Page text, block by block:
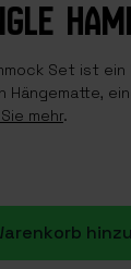
Set ist
Hängematte,
mehr.